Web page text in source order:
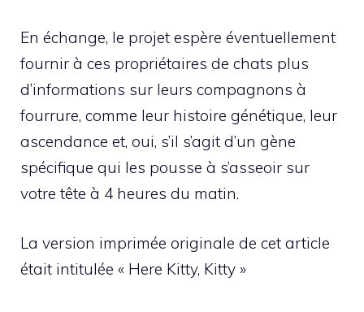
En échange, le projet espère éventuellement
fournir à ces propriétaires de chats plus
d’informations sur leurs compagnons à
fourrure, comme leur histoire génétique, leur
ascendance et, oui, s’il s’agit d’un gène
spécifique qui les pousse à s’asseoir sur
votre tête à 4 heures du matin.
La version imprimée originale de cet article
était intitulée « Here Kitty, Kitty »